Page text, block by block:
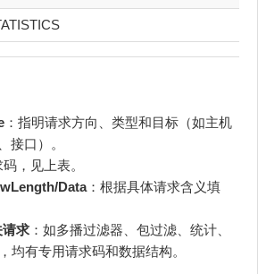
：指明请求方向、类型和目标（如主机
接口）。
码，见上表。
Data：根据具体请求含义填
请求 ：如多播过滤器、包过滤、统计、
均有专用请求码和数据结构。